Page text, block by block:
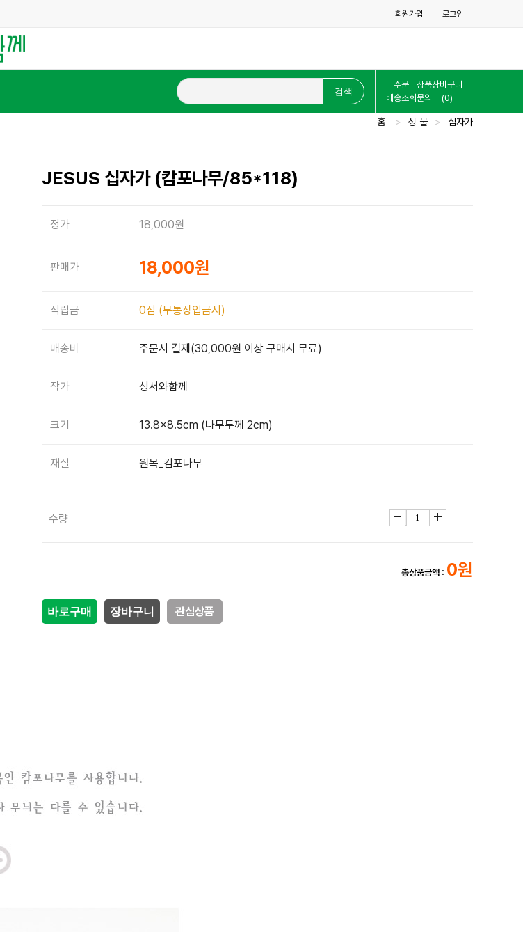
회원가입 로그인
주문
배송조회
상품
문의
장바구니
(0)
홈 > 성 물 > 십자가
JESUS 십자가 (캄포나무/85*118)
정가 18,000원
판매가 18,000원
적립금 0점 (무통장입금시)
배송비 주문시 결제(30,000원 이상 구매시 무료)
작가 성서와함께
크기 13.8x8.5cm (나무두께 2cm)
재질 원목_캄포나무
수량
감소
총상품금액 : 0원
관심상품